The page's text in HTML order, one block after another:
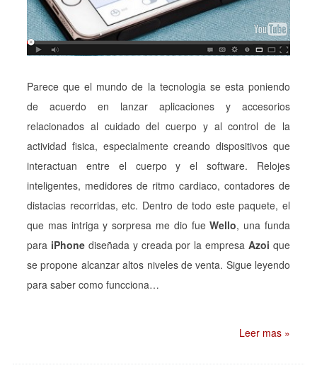
Parece que el mundo de la tecnologia se esta poniendo
de acuerdo en lanzar aplicaciones y accesorios
relacionados al cuidado del cuerpo y al control de la
actividad fisica, especialmente creando dispositivos que
interactuan entre el cuerpo y el software. Relojes
inteligentes, medidores de ritmo cardiaco, contadores de
distacias recorridas, etc. Dentro de todo este paquete, el
que mas intriga y sorpresa me dio fueWello, una funda
para iPhonediseñada y creada por la empresa Azoi que
se propone alcanzar altos niveles de venta. Sigue leyendo
para saber como funcciona…
Leer mas »